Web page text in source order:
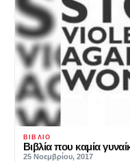
ΒΙΒΛΊΟ
Βιβλία που καμία
25 Νοεμβρίου, 2017